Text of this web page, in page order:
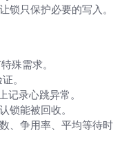
锁只保护必要的写入。
殊需求。
。
记录心跳异常。
锁能被回收。
、争用率、平均等待时